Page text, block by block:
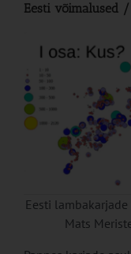
Eesti võimalused
Eesti
Mats